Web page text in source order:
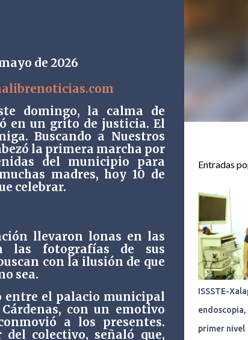
de 2026
domingo, la calma de
en un grito de justicia. El
Buscando a Nuestros
la primera marcha por
del municipio para
madres, hoy 10 de
celebrar.
llevaron lonas en las
las fotografías de sus
con la ilusión de que
sea.
entre el palacio municipal
con un emotivo
a los presentes.
colectivo, señaló que,
Entradas
ISSSTE-
primer nivel